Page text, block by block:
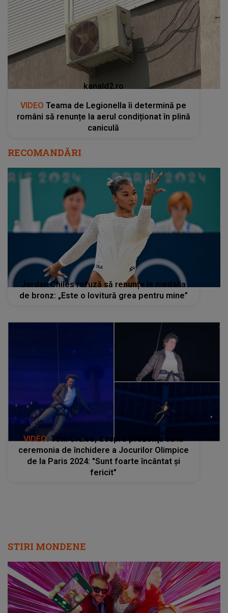
kanald2.ro
VIDEO Teama de Legionella îi determină pe
români să renunțe la aerul condiționat în plină
caniculă
RECOMANDĂRI
Jordan Chiles refuză să renunțe la medalia
de bronz: „Este o lovitură grea pentru mine”
VIDEO. Tom Cruise, despre prezenţa sa la
ceremonia de închidere a Jocurilor Olimpice
de la Paris 2024: "Sunt foarte încântat şi
fericit"
STIRI MONDENE